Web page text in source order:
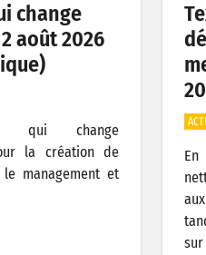
change
août 2026
qui change
la création de
le management et